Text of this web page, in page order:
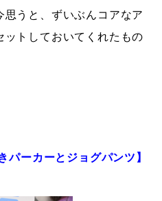
うと、ずいぶんコアなア
ットしておいてくれたもの
パーカーとジョグパンツ】